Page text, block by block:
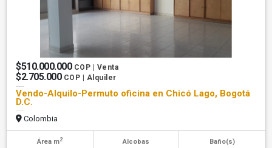
$510.000.000 COP | Venta
$2.705.000 COP | Alquiler
Vendo-Alquilo-Permuto oficina en Chicó Lago, Bogotá
D.C.
Colombia
Área m2 Alcobas Baño(s)